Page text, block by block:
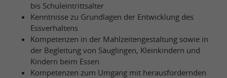
bis Schuleintrittsalter
Kenntnisse zu Grundlagen der Entwicklung des
Essverhaltens
Kompetenzen in der Mahlzeitengestaltung sowie in
der Begleitung von Säuglingen, Kleinkindern und
Kindern beim Essen
Kompetenzen zum Umgang mit herausfordernden